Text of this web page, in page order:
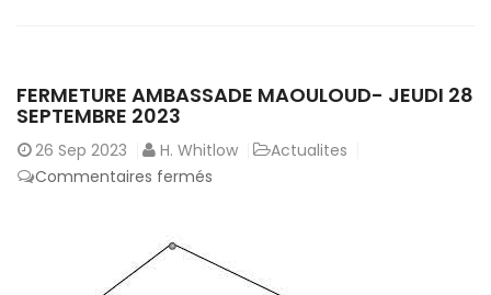
FERMETURE AMBASSADE MAOULOUD- JEUDI 28
SEPTEMBRE 2023
26 Sep 2023 H. Whitlow
Actualites
Commentaires fermés
Jeudi